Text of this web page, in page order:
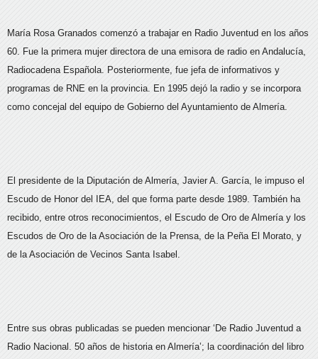
María Rosa Granados comenzó a trabajar en Radio Juventud en los años
60. Fue la primera mujer directora de una emisora de radio en Andalucía,
Radiocadena Española. Posteriormente, fue jefa de informativos y
programas de RNE en la provincia. En 1995 dejó la radio y se incorpora
como concejal del equipo de Gobierno del Ayuntamiento de Almería.
El presidente de la Diputación de Almería, Javier A. García, le impuso el
Escudo de Honor del IEA, del que forma parte desde 1989. También ha
recibido, entre otros reconocimientos, el Escudo de Oro de Almería y los
Escudos de Oro de la Asociación de la Prensa, de la Peña El Morato, y
de la Asociación de Vecinos Santa Isabel.
Entre sus obras publicadas se pueden mencionar ‘De Radio Juventud a
Radio Nacional. 50 años de historia en Almería’; la coordinación del libro